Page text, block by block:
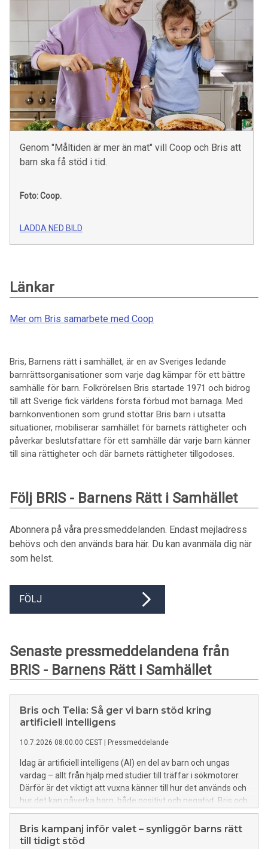
Genom "Måltiden är mer än mat" vill Coop och Bris att
barn ska få stöd i tid.
Foto: Coop.
LADDA NED BILD
Länkar
Mer om Bris samarbete med Coop
Bris, Barnens rätt i samhället, är en av Sveriges ledande
barnrättsorganisationer som varje dag kämpar för ett bättre
samhälle för barn. Folkrörelsen Bris startade 1971 och bidrog
till att Sverige fick världens första förbud mot barnaga. Med
barnkonventionen som grund stöttar Bris barn i utsatta
situationer, mobiliserar samhället för barnets rättigheter och
påverkar beslutsfattare för ett samhälle där varje barn känner
till sina rättigheter och där barnets rättigheter tillgodoses.
Följ BRIS - Barnens Rätt i Samhället
Abonnera på våra pressmeddelanden. Endast mejladress
behövs och den används bara här. Du kan avanmäla dig när
som helst.
FÖLJ
Senaste pressmeddelandena från
BRIS - Barnens Rätt i Samhället
Bris och Telia: Så ger vi barn stöd kring
artificiell intelligens
10.7.2026 08:00:00 CEST | Pressmeddelande
Idag är artificiell intelligens (AI) en del av barn och ungas
vardag – allt från hjälp med studier till träffar i sökmotorer.
Därför är det viktigt att vuxna känner till hur det används och
hur det kan påverka barn, både positivt och negativt. Bris och
Telia ger nu konkreta verktyg för hur man kan stötta ett barn
i sin närhet.
Bris kampanj inför valet – synliggör barns rätt
till tidigt stöd